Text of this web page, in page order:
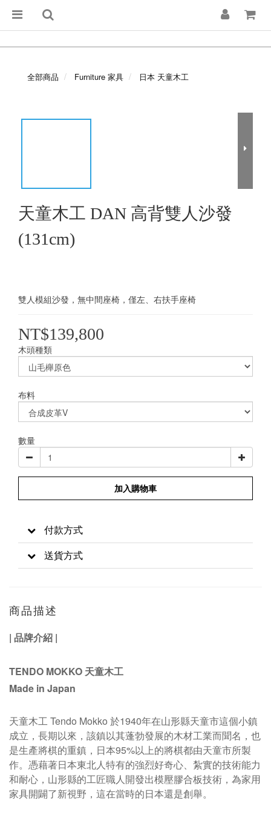
全部商品 Furniture 家具 日本 天童木工
天童木工 DAN 高背雙人沙發
(131cm)
雙人模組沙發，無中間座椅，僅左、右扶手座椅
NT$139,800
木頭種類
布料
數量
加入購物車
付款方式
送貨方式
商品描述
| 品牌介紹 |
TENDO MOKKO 天童木工
Made in Japan
天童木工 Tendo Mokko 於1940年在山形縣天童市這個小鎮
成立，長期以來，該鎮以其蓬勃發展的木材工業而聞名，也
是生產將棋的重鎮，日本95%以上的將棋都由天童市所製
作。 憑藉著日本東北人特有的強烈好奇心、紮實的技術能力
和耐心，山形縣的工匠職人開發出模壓膠合板技術，為家用
家具開闢了新視野，這在當時的日本還是創舉。